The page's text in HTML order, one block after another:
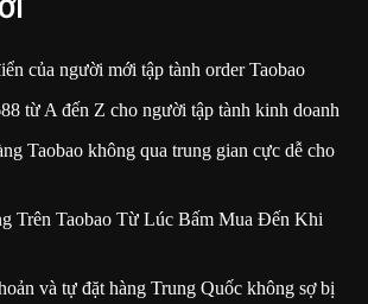
của người mới tập tành order Taobao
từ A đến Z cho người tập tành kinh doanh
Taobao không qua trung gian cực dễ cho
Trên Taobao Từ Lúc Bấm Mua Đến Khi
và tự đặt hàng Trung Quốc không sợ bị